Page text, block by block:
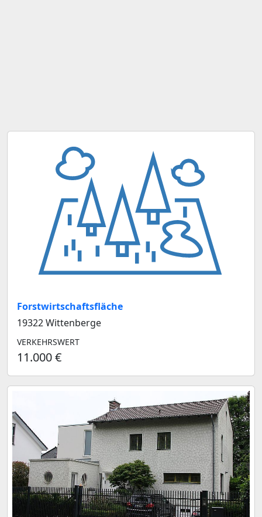
Forstwirtschaftsfläche
19322 Wittenberge
VERKEHRSWERT
11.000 €